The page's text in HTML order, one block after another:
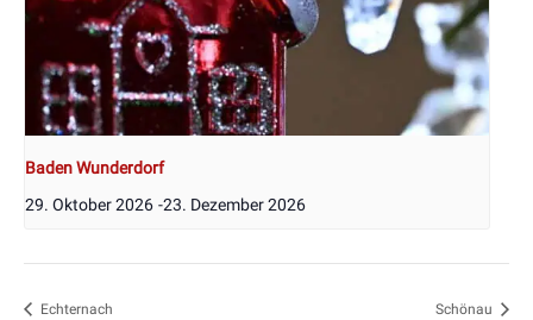
Baden Wunderdorf
29. Oktober 2026 -23. Dezember 2026
Echternach Schönau